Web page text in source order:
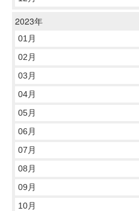
2023年
01月
02月
03月
04月
05月
06月
07月
08月
09月
10月